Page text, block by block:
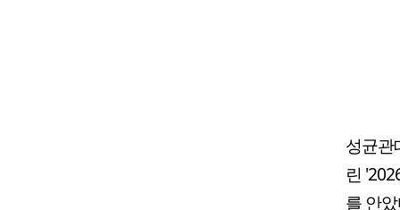
성균관
린
를 안